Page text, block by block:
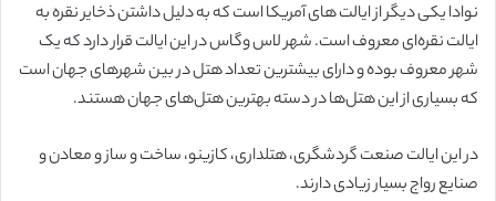
نوادا یکی دیگر از ایالت های آمریکا است که به دلیل داشتن ذخایر نقره به
ایالت نقره‌ای معروف است. شهر لاس وگاس در این ایالت قرار دارد که یک
شهر معروف بوده و دارای بیشترین تعداد هتل در بین شهرهای جهان است
که بسیاری از این هتل‌ها در دسته بهترین هتل‌های جهان هستند.
در این ایالت صنعت گردشگری، هتلداری، کازینو، ساخت و ساز و معادن و
صنایع رواج بسیار زیادی دارند.